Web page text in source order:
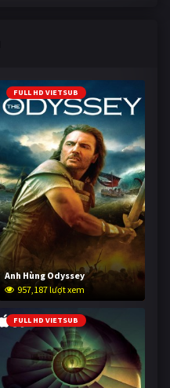
FULL HD VIETSUB
Anh Hùng Odyssey
957,187 lượt xem
FULL HD VIETSUB